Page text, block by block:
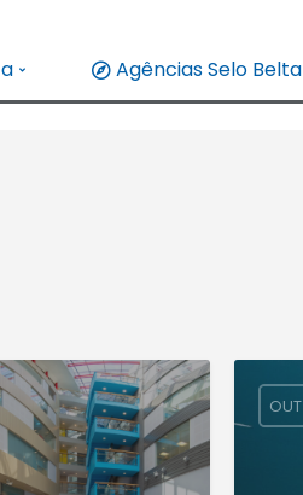
Agências Selo Belta
OUT